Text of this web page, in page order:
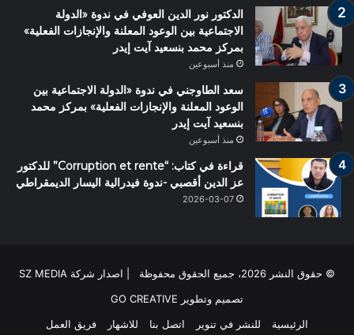
الدكتور نور الدين العوفي في ندوة «الدولة
الاجتماعية بين الوعود المعلنة والإنجازات الفعلية»
بمركز محمد بنسعيد آيت إيدر
منذ أسبوعين
سعد الطاوجني في ندوة «الدولة الاجتماعية بين
الوعود المعلنة والإنجازات الفعلية» بمركز محمد
بنسعيد آيت إيدر
منذ أسبوعين
قراءة في كتاب: “Corruption et rente” للدكتور
عز الدين أقصبي -ندوة فيدرالية اليسار الديمقراطي
2026-03-07
© حقوق النشر 2026، جميع الحقوق محفوظة | اصدار شركة SZ MEDIA
تصميم وتطوير GO CREATIVE
الرئيسية
للنشر في تنوير اتصل بنا للاشهار فريق العمل